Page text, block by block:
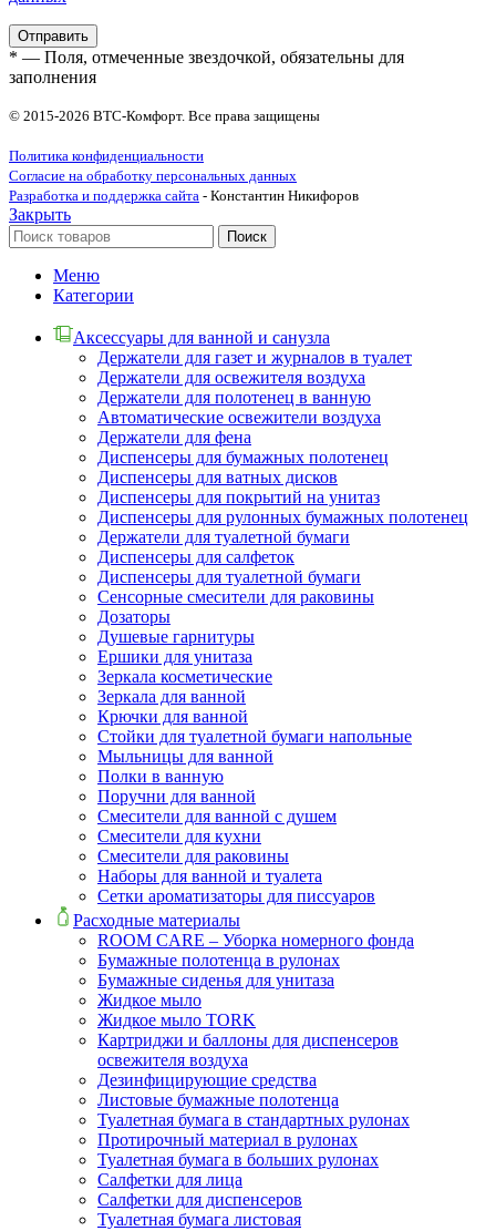
* — Поля, отмеченные звездочкой, обязательны для
заполнения
© 2015-2026 ВТС-Комфорт. Все права защищены
Политика конфиденциальности
Согласие на обработку персональных данных
Разработка и поддержка сайта - Константин Никифоров
Закрыть
Поиск
Меню
Категории
Аксессуары для ванной и санузла
Держатели для газет и журналов в туалет
Держатели для освежителя воздуха
Держатели для полотенец в ванную
Автоматические освежители воздуха
Держатели для фена
Диспенсеры для бумажных полотенец
Диспенсеры для ватных дисков
Диспенсеры для покрытий на унитаз
Диспенсеры для рулонных бумажных полотенец
Держатели для туалетной бумаги
Диспенсеры для салфеток
Диспенсеры для туалетной бумаги
Сенсорные смесители для раковины
Дозаторы
Душевые гарнитуры
Ершики для унитаза
Зеркала косметические
Зеркала для ванной
Крючки для ванной
Стойки для туалетной бумаги напольные
Мыльницы для ванной
Полки в ванную
Поручни для ванной
Смесители для ванной с душем
Смесители для кухни
Смесители для раковины
Наборы для ванной и туалета
Сетки ароматизаторы для писсуаров
Расходные материалы
ROOM CARE – Уборка номерного фонда
Бумажные полотенца в рулонах
Бумажные сиденья для унитаза
Жидкое мыло
Жидкое мыло TORK
Картриджи и баллоны для диспенсеров
освежителя воздуха
Дезинфицирующие средства
Листовые бумажные полотенца
Туалетная бумага в стандартных рулонах
Протирочный материал в рулонах
Туалетная бумага в больших рулонах
Салфетки для лица
Салфетки для диспенсеров
Туалетная бумага листовая